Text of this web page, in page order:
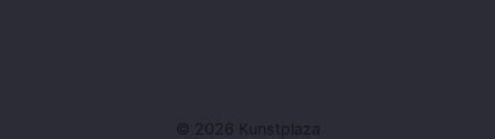
© 2026 Kunstplaza